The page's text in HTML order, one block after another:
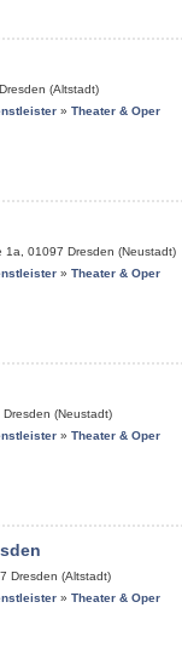
Dresden (Altstadt)
» Theater & Oper
1a 01097 Dresden (Neustadt)
» Theater & Oper
Dresden (Neustadt)
» Theater & Oper
Dresden (Altstadt)
» Theater & Oper